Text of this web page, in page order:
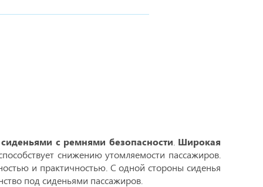
с ремнями безопасности Широкая
снижению утомляемости пассажиров.
и практичностью. С одной стороны сиденья
под сиденьями пассажиров.